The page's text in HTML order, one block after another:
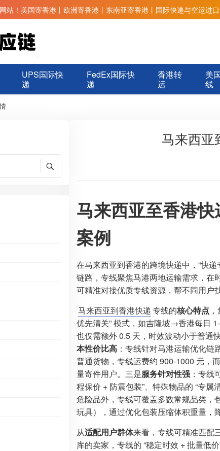
站！美国寄香港丨欧洲寄香港丨东南亚寄香港丨国际快递与空运进
UPS国际快
递
FedEx国际快
递
香港转
运
美
线
马来西亚
马来西亚至香港
案例
在马来西亚到香港的跨境快递中，“快
链路，专线聚焦马港两地运输需求，在
可精准对接优质专线资源，帮不同用户
马来西亚到香港快递专线的核心特点
优先清关” 模式，如吉隆坡→香港每日
也仅需额外 0.5 天，时效波动小于普通
本性价比高 ：专线针对马港运输优化
普通货物，专线运费约 900-1000 元，
量寄件用户。三是服务针对性强 ：专线
程保价 + 防震包装”、特殊物品的 “专
危险品外，专线可覆盖多数常规品类，
玩具），通过优化包装压缩体积重量，
从适配用户群体来看，专线可精准匹配
库的卖家，专线的 “稳定时效 + 批量低